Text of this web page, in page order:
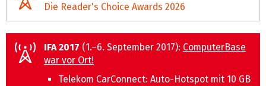
Die Reader's Choice Awards 2026
IFA 2017 (1.–6. September 2017): ComputerBase
war vor Ort!
Telekom CarConnect: Auto-Hotspot mit 10 GB